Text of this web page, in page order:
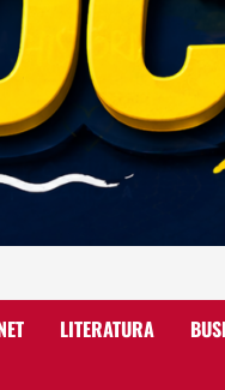
LITERATURA